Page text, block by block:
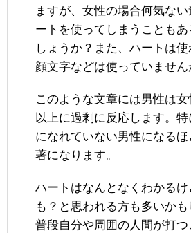
ますが、女性の場合何気な
ートを使ってしまうことも
しょうか？また、ハートは
顔文字などは使っていません
このような文章には男性は
以上に過剰に反応します。
になれていない男性になる
著になります。
ハートはなんとなくわかる
も？と思われる方も多いかも
普段自分や周囲の人間が打